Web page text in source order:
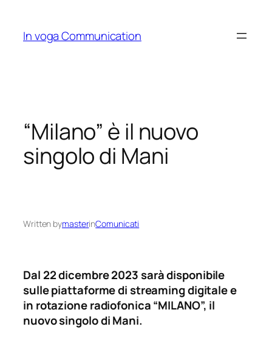
content
In voga Communication
“Milano” è il nuovo
singolo di Mani
Written bymasterinComunicati
Dal 22 dicembre 2023 sarà disponibile
sulle piattaforme di streaming digitale e
in rotazione radiofonica “MILANO”, il
nuovo singolo di Mani.